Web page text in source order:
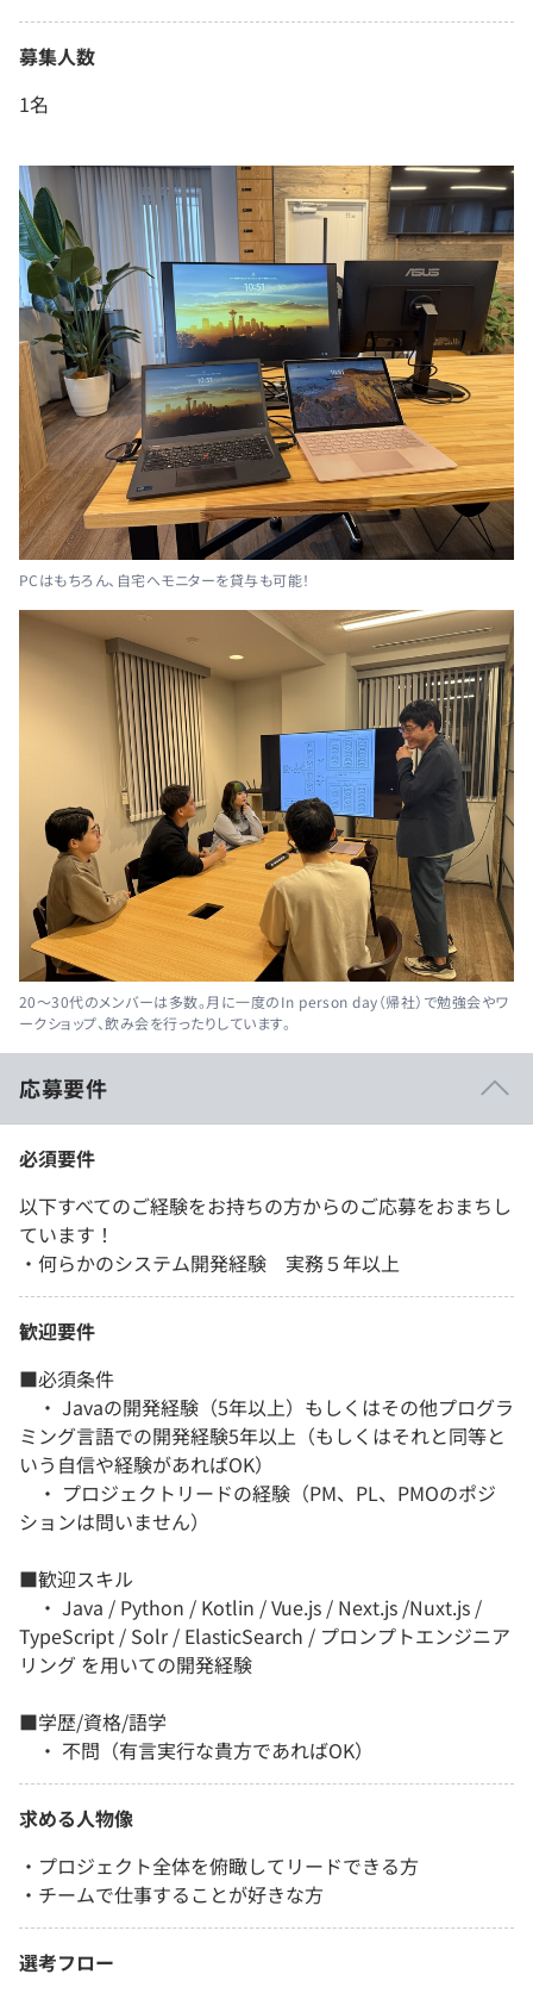
募集人数
1名
PCはもちろん、自宅へモニターを貸与も可能！
20～30代のメンバーは多数。月に一度のIn person day（帰社）で勉強会やワ
ークショップ、飲み会を行ったりしています。
応募要件
必須要件
以下すべてのご経験をお持ちの方からのご応募をおまちし
ています！
・何らかのシステム開発経験 実務５年以上
歓迎要件
■必須条件
・ Javaの開発経験（5年以上）もしくはその他プログラ
ミング言語での開発経験5年以上（もしくはそれと同等と
いう自信や経験があればOK）
・ プロジェクトリードの経験（PM、PL、PMOのポジ
ションは問いません）
■歓迎スキル
・ Java / Python / Kotlin / Vue.js / Next.js /Nuxt.js /
TypeScript / Solr / ElasticSearch / プロンプトエンジニア
リング を用いての開発経験
■学歴/資格/語学
・ 不問（有言実行な貴方であればOK）
求める人物像
・プロジェクト全体を俯瞰してリードできる方
・チームで仕事することが好きな方
選考フロー